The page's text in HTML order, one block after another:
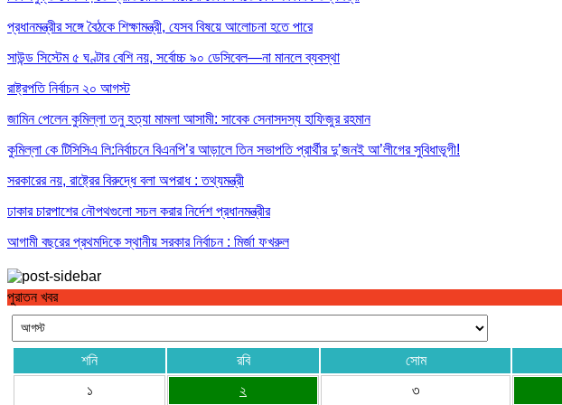
প্রধানমন্ত্রীর সঙ্গে বৈঠকে শিক্ষামন্ত্রী, যেসব বিষয়ে আলোচনা হতে পারে
সাউন্ড সিস্টেম ৫ ঘণ্টার বেশি নয়, সর্বোচ্চ ৯০ ডেসিবেল—না মানলে ব্যবস্থা
রাষ্ট্রপতি নির্বাচন ২০ আগস্ট
জামিন পেলেন কুমিল্লা তনু হত্যা মামলা আসামী: সাবেক সেনাসদস্য হাফিজুর রহমান
কুমিল্লা কে টিসিসিএ লি:নির্বাচনে বিএনপি’র আড়ালে তিন সভাপতি প্রার্থীর দু’জনই আ’লীগের সুবিধাভূগী!
সরকারের নয়, রাষ্ট্রের বিরুদ্ধে বলা অপরাধ : তথ্যমন্ত্রী
ঢাকার চারপাশের নৌপথগুলো সচল করার নির্দেশ প্রধানমন্ত্রীর
আগামী বছরের প্রথমদিকে স্থানীয় সরকার নির্বাচন : মির্জা ফখরুল
পুরাতন খবর
শনি রবি সোম
১
২ ৩